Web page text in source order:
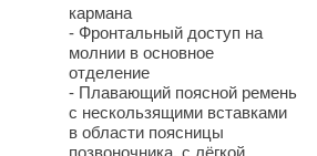
кармана
- Фронтальный доступ на
молнии в основное
отделение
- Плавающий поясной ремень
с нескользящими вставками
в области поясницы